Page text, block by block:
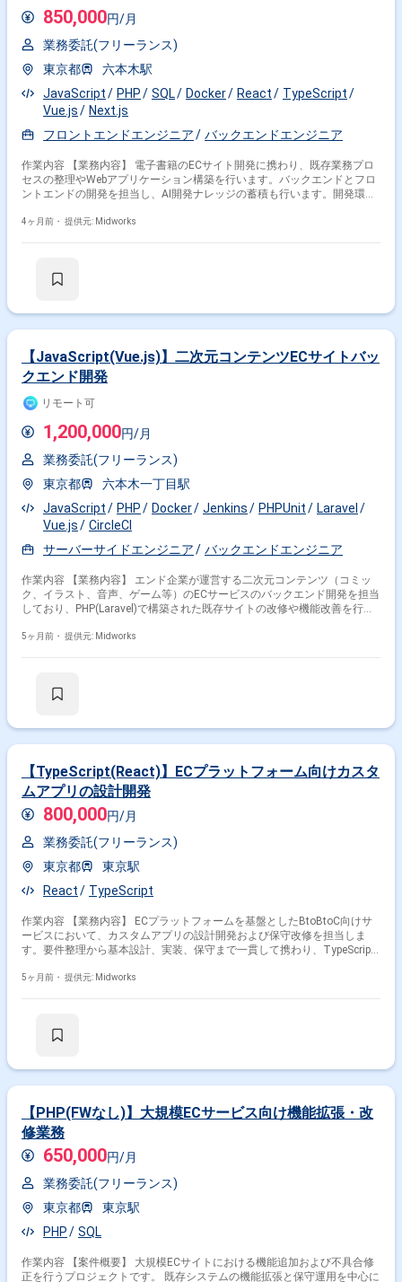
850,000円/月
業務委託(フリーランス)
東京都
六本木駅
JavaScript
PHP SQL Docker React
TypeScript
Vue.js
Next.js
フロントエンドエンジニア
バックエンドエンジニア
作業内容 【業務内容】 電子書籍のECサイト開発に携わり、既存業務プロ
セスの整理やWebアプリケーション構築を行います。バックエンドとフロ
ントエンドの開発を担当し、AI開発ナレッジの蓄積も行います。開発環境
業します。 【作業内容】 ・既存業務プロセスの整理 ・Webアプリケーシ
4ヶ月前・ 提供元: Midworks
【JavaScript(Vue.js)】二次元コンテンツECサイトバッ
クエンド開発
リモート可
1,200,000円/月
業務委託(フリーランス)
東京都
六本木一丁目駅
JavaScript
PHP Docker Jenkins PHPUnit
Laravel
Vue.js
CircleCI
サーバーサイドエンジニア
バックエンドエンジニア
作業内容 【業務内容】 エンド企業が運営する二次元コンテンツ（コミッ
ク、イラスト、音声、ゲーム等）のECサービスのバックエンド開発を担当
しており、PHP(Laravel)で構築された既存サイトの改修や機能改善を行
ーム開発でコードレビューやチケット管理を行いながら、安定したサービ
トベースでのチーム開発 ・コードレビュー対応 ・Docker環境での開発 ・
5ヶ月前・ 提供元: Midworks
【TypeScript(React)】ECプラットフォーム向けカスタ
ムアプリの設計開発
800,000円/月
業務委託(フリーランス)
東京都
東京駅
React
TypeScript
作業内容 【業務内容】 ECプラットフォームを基盤としたBtoBtoC向けサ
ービスにおいて、カスタムアプリの設計開発および保守改修を担当しま
す。要件整理から基本設計、実装、保守まで一貫して携わり、TypeScript
います。長期的なサービス成長を見据え、技術選定や設計方針の検討にも
・PostgreSQLを用いたデータベース設計および実装 ・アプリ機能の追加
5ヶ月前・ 提供元: Midworks
【PHP(FWなし)】大規模ECサービス向け機能拡張・改
修業務
650,000円/月
業務委託(フリーランス)
東京都
東京駅
PHP
SQL
作業内容 【案件概要】 大規模ECサイトにおける機能追加および不具合修
正を行うプロジェクトです。 既存システムの機能拡張と保守運用を中心に